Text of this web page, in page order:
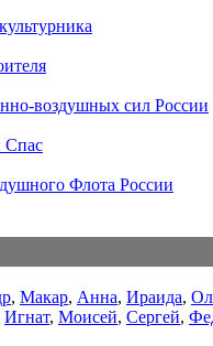
воздушных сил России
Флота России
, Макар, Анна, Ираида,
Игнат, Моисей, Сергей,